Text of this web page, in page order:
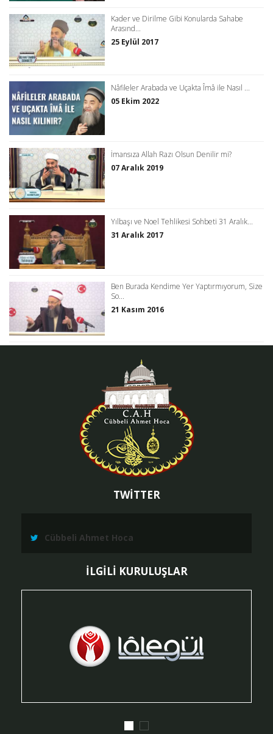
Kader ve Dirilme Gibi Konularda Sahabe
Arasınd...
25 Eylül 2017
Nâfileler Arabada ve Uçakta Îmâ ile Nasıl ...
05 Ekim 2022
İmansıza Allah Razı Olsun Denilir mi?
07 Aralık 2019
Yılbaşı ve Noel Tehlikesi Sohbeti 31 Aralık...
31 Aralık 2017
Ben Burada Kendime Yer Yaptırmıyorum, Size
So...
21 Kasım 2016
TWİTTER
Cübbeli Ahmet Hoca
İLGİLİ KURULUŞLAR